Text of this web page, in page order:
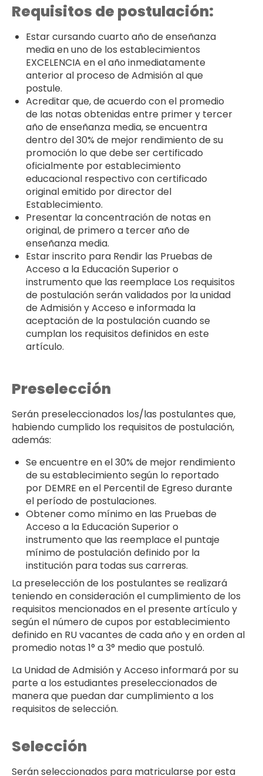
Requisitos de postulación:
Estar cursando cuarto año de enseñanza
media en uno de los establecimientos
EXCELENCIA en el año inmediatamente
anterior al proceso de Admisión al que
postule.
Acreditar que, de acuerdo con el promedio
de las notas obtenidas entre primer y tercer
año de enseñanza media, se encuentra
dentro del 30% de mejor rendimiento de su
promoción lo que debe ser certificado
oficialmente por establecimiento
educacional respectivo con certificado
original emitido por director del
Establecimiento.
Presentar la concentración de notas en
original, de primero a tercer año de
enseñanza media.
Estar inscrito para Rendir las Pruebas de
Acceso a la Educación Superior o
instrumento que las reemplace Los requisitos
de postulación serán validados por la unidad
de Admisión y Acceso e informada la
aceptación de la postulación cuando se
cumplan los requisitos definidos en este
artículo.
Preselección
Serán preseleccionados los/las postulantes que,
habiendo cumplido los requisitos de postulación,
además:
Se encuentre en el 30% de mejor rendimiento
de su establecimiento según lo reportado
por DEMRE en el Percentil de Egreso durante
el período de postulaciones.
Obtener como mínimo en las Pruebas de
Acceso a la Educación Superior o
instrumento que las reemplace el puntaje
mínimo de postulación definido por la
institución para todas sus carreras.
La preselección de los postulantes se realizará
teniendo en consideración el cumplimiento de los
requisitos mencionados en el presente artículo y
según el número de cupos por establecimiento
definido en RU vacantes de cada año y en orden al
promedio notas 1° a 3° medio que postuló.
La Unidad de Admisión y Acceso informará por su
parte a los estudiantes preseleccionados de
manera que puedan dar cumplimiento a los
requisitos de selección.
Selección
Serán seleccionados para matricularse por esta